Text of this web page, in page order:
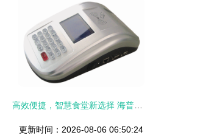
更新时间：2026-08-06 06:50:24